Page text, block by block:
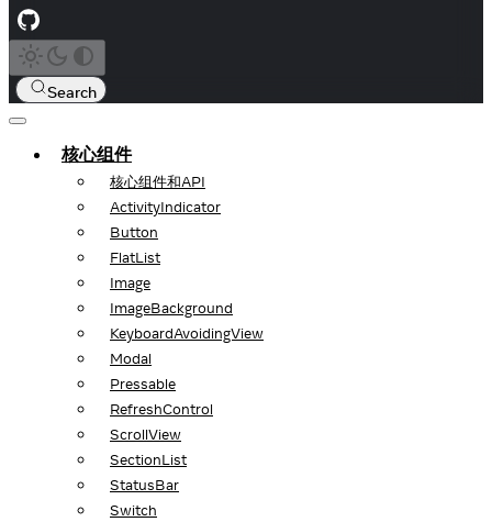
Search
核心组件
核心组件和API
ActivityIndicator
Button
FlatList
Image
ImageBackground
KeyboardAvoidingView
Modal
Pressable
RefreshControl
ScrollView
SectionList
StatusBar
Switch